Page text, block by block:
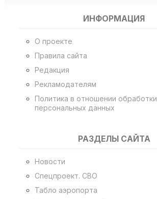
ИНФОРМАЦИЯ
О проекте
Правила сайта
Редакция
Рекламодателям
Политика в отношении обработки
персональных данных
РАЗДЕЛЫ САЙТА
Новости
Спецпроект. СВО
Табло аэропорта